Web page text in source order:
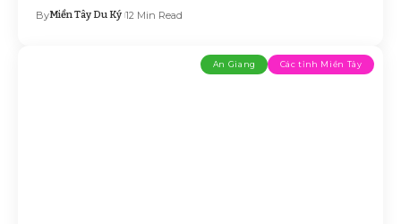
ByMiền Tây Du Ký 12 Min Read
An Giang Các tỉnh Miền Tây